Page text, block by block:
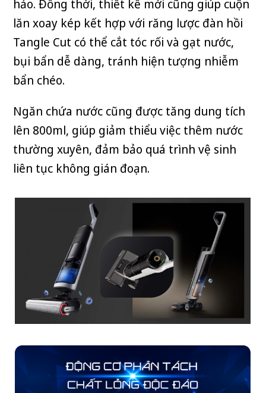
hảo. Đồng thời, thiết kế mới cũng giúp cuộn
lăn xoay kép kết hợp với răng lược đàn hồi
Tangle Cut có thể cắt tóc rối và gạt nước,
bụi bẩn dễ dàng, tránh hiện tượng nhiễm
bẩn chéo.
Ngăn chứa nước cũng được tăng dung tích
lên 800ml, giúp giảm thiểu việc thêm nước
thường xuyên, đảm bảo quá trình vệ sinh
liên tục không gián đoạn.